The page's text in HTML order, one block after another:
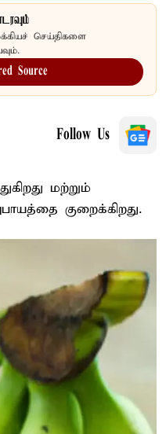
செய்திகளை
Source
Follow Us
மற்றும்
குறைக்கிறது.